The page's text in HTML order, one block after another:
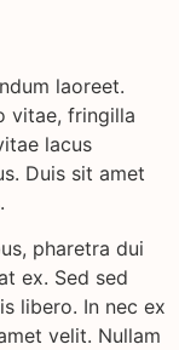
laoreet.
vitae, fringilla
lacus
Duis sit amet
pharetra dui
ex. Sed sed
libero. In nec ex
velit. Nullam